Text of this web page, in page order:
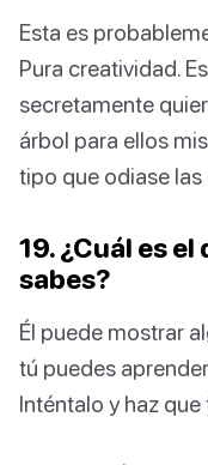
Esta es
Pura creatividad.
secretamente
árbol para ellos
tipo que odiase
19. ¿Cuál es
sabes?
Él puede mostrar
tú puedes
Inténtalo y haz